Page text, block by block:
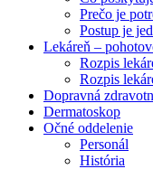
Prečo je
Postup je
Lekáreň –
Rozpis
Rozpis
Dopravná
Dermatoskop
Očné oddelenie
Personál
História